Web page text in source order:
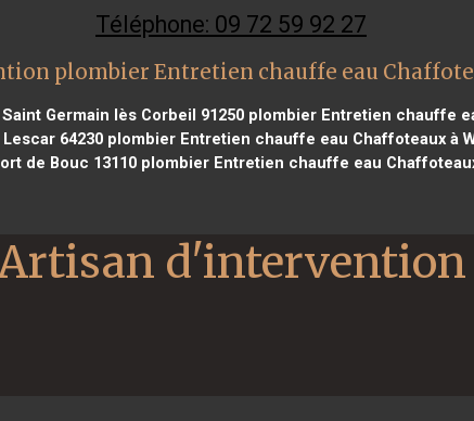
Téléphone: 09 72 59 92 27
plombier Entretien chauffe eau
Germain lès Corbeil 91250 plombier Entretien chauffe
64230plombier Entretien chauffe eau Chaffoteaux à
de Bouc 13110 plombier Entretien chauffe eau
d'intervention